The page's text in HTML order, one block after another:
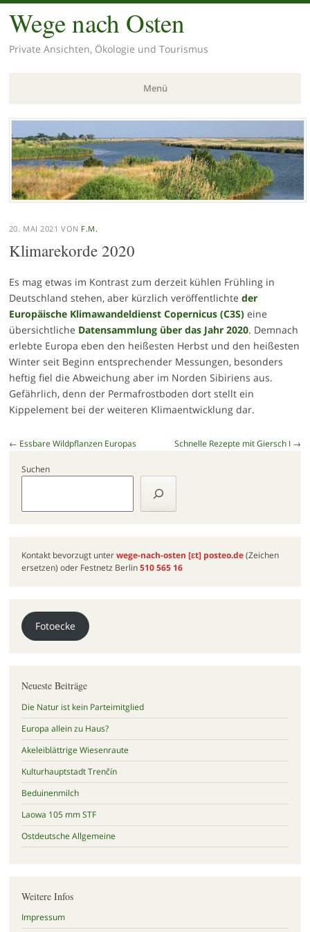
Wege nach Osten
Private Ansichten, Ökologie und Tourismus
Menü
Zum
Inhalt
springen
20. MAI 2021 VON F.M.
Klimarekorde 2020
Es mag etwas im Kontrast zum derzeit kühlen Frühling in
Deutschland stehen, aber kürzlich veröffentlichte der
Europäische Klimawandeldienst Copernicus (C3S)eine
übersichtliche Datensammlung über das Jahr 2020. Demnach
erlebte Europa eben den heißesten Herbst und den heißesten
Winter seit Beginn entsprechender Messungen, besonders
heftig fiel die Abweichung aber im Norden Sibiriens aus.
Gefährlich, denn der Permafrostboden dort stellt ein
Kippelement bei der weiteren Klimaentwicklung dar.
Beitragsnavigation
← Essbare Wildpflanzen Europas Schnelle Rezepte mit Giersch I →
Suchen
Kontakt bevorzugt unterwege-nach-osten [ɛt]posteo.de(Zeichen
ersetzen) oder Festnetz Berlin510 565 16
Fotoecke
Neueste Beiträge
Die Natur ist kein Parteimitglied
Europa allein zu Haus?
Akeleiblättrige Wiesenraute
Kulturhauptstadt Trenčín
Beduinenmilch
Laowa 105 mm STF
Ostdeutsche Allgemeine
Weitere Infos
Impressum